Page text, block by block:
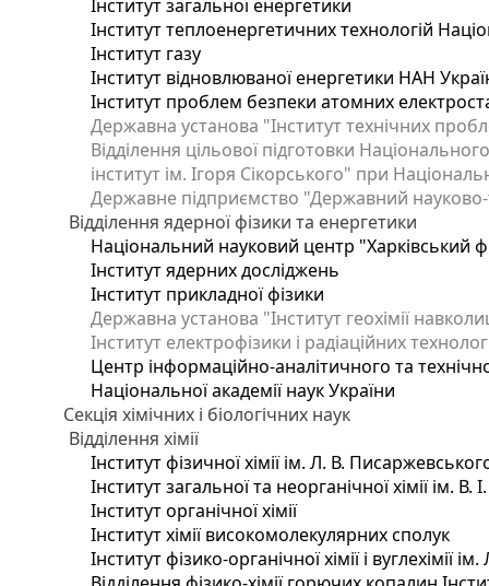
Інститут загальної енергетики
Інститут теплоенергетичних технологій
Інститут газу
Інститут відновлюваної енергетики НАН
Інститут проблем безпеки атомних
Державна установа "Інститут технічних
Відділення цільової підготовки
інститут ім. Ігоря Сікорського" при
Державне підприємство "Державний науково-
Відділення ядерної фізики та енергетики
Національний науковий центр "Харківський
Інститут ядерних досліджень
Інститут прикладної фізики
Державна установа "Інститут геохімії
Інститут електрофізики і радіаційних
Центр інформаційно-аналітичного та
Національної академії наук України
Секція хімічних і біологічних наук
Відділення хімії
Інститут фізичної хімії ім. Л. В.
Інститут загальної та неорганічної хімії ім. В.
Інститут органічної хімії
Інститут хімії високомолекулярних сполук
Інститут фізико-органічної хімії і вуглехімії